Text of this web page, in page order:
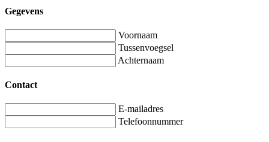
Gegevens
Voornaam
Tussenvoegsel
Achternaam
Contact
E-mailadres
Telefoonnummer